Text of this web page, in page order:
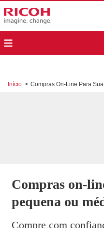
Início > Compras On-Line Para
Compras on-
pequena ou
Compre com